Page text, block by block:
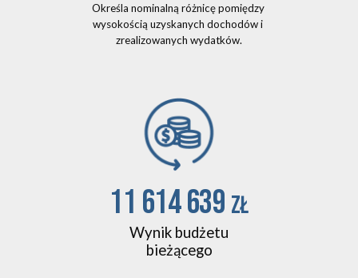
Określa nominalną różnicę pomiędzy
wysokością uzyskanych dochodów i
zrealizowanych wydatków.
11 614 639 zł
Wynik budżetu
bieżącego